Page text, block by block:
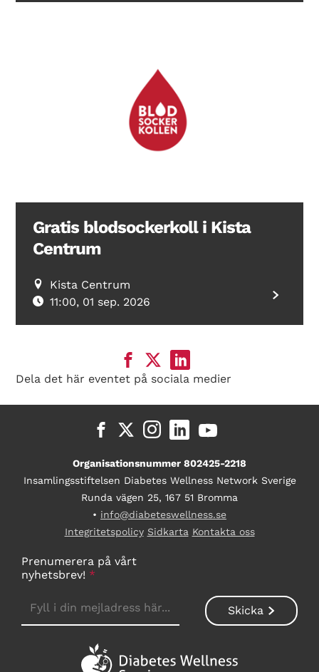
Gratis blodsockerkoll i Kista
Centrum
Kista Centrum
11:00, 01 sep. 2026
Dela det här eventet på sociala medier
Organisationsnummer 802425-2218
Insamlingsstiftelsen Diabetes Wellness Network Sverige
Runda vägen 25, 167 51 Bromma
• info@diabeteswellness.se
Integritetspolicy Sidkarta Kontakta oss
Prenumerera på vårt
nyhetsbrev! *